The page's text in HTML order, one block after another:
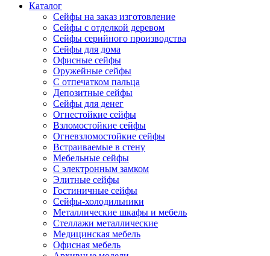
Каталог
Сейфы на заказ изготовление
Сейфы с отделкой деревом
Сейфы серийного производства
Сейфы для дома
Офисные сейфы
Оружейные сейфы
С отпечатком пальца
Депозитные сейфы
Сейфы для денег
Огнестойкие сейфы
Взломостойкие сейфы
Огневзломостойкие сейфы
Встраиваемые в стену
Мебельные сейфы
С электронным замком
Элитные сейфы
Гостиничные сейфы
Сейфы-холодильники
Металлические шкафы и мебель
Стеллажи металлические
Медицинская мебель
Офисная мебель